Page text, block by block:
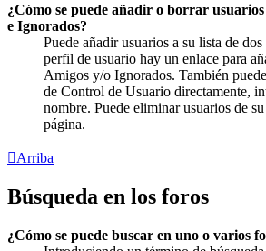
¿Cómo se puede añadir o borrar
e Ignorados?
Puede añadir usuarios a su lista de
perfil de usuario hay un enlace para
Amigos y/o Ignorados. También
de Control de Usuario directamente,
nombre. Puede eliminar usuarios de
página.
Arriba
Búsqueda en los foros
¿Cómo se puede buscar en uno o varios